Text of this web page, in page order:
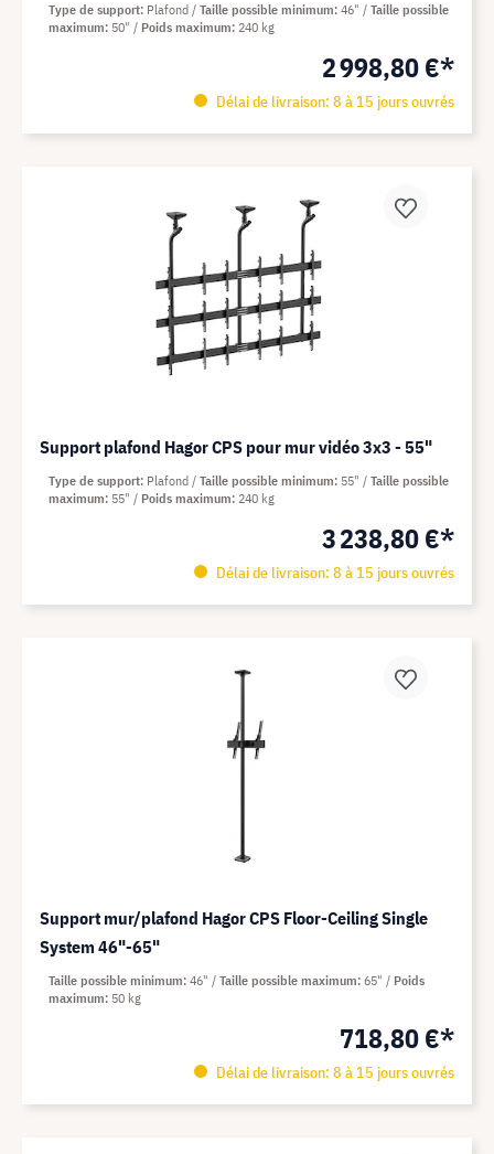
2 998,80 €*
Délai de livraison: 8 à 15 jours ouvrés
Type de support Plafond Taille possible minimum 46"
Taille possible
maximum 50" Poids maximum 240 kg
Support plafond Hagor CPS pour mur vidéo 3x3 - 55"
3 238,80 €*
Délai de livraison: 8 à 15 jours ouvrés
Type de support Plafond Taille possible minimum 55"
Taille possible
maximum 55" Poids maximum 240 kg
Support mur/plafond Hagor CPS Floor-Ceiling Single
System 46"-65"
718,80 €*
Délai de livraison: 8 à 15 jours ouvrés
Taille possible minimum 46" Taille possible maximum 65"
Poids
maximum 50 kg